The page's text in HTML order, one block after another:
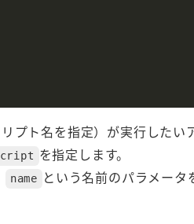
プト名を指定）が実行したい
を指定します。
name という名前のパラメー